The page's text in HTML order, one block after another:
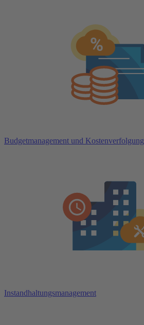
Budgetmanagement und Kostenverfolgung
Instandhaltungsmanagement